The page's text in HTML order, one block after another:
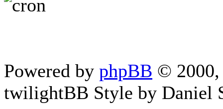
Powered by phpBB © 2000,
twilightBB Style by Daniel